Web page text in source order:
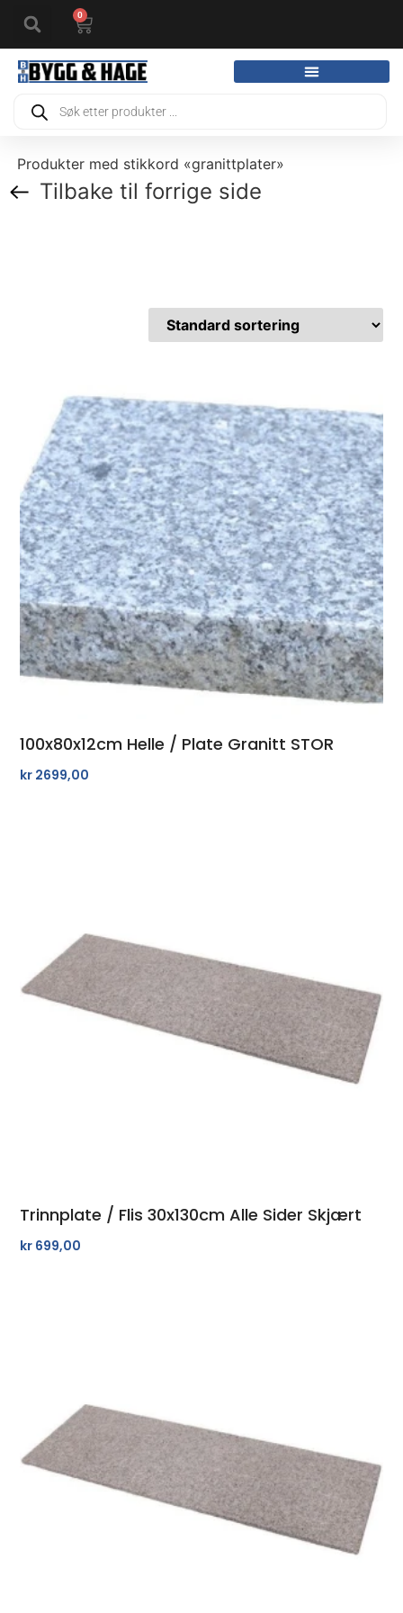
0
Produkter med stikkord «granittplater»
Tilbake til forrige side
100x80x12cm Helle / Plate Granitt STOR
kr 2699,00
Trinnplate / Flis 30x130cm Alle Sider Skjært
kr 699,00